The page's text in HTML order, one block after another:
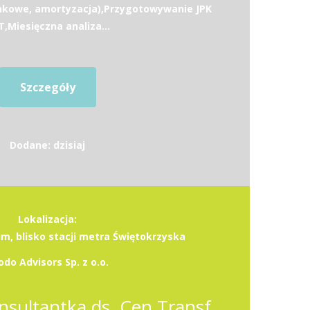
amortyzacja),Przygotowywanie JPK
analiza...
Szczegóły
Dodane: dzisiaj
Lokalizacja:
blisko stacji metra Świętokrzyska
Advisors Sp. z o.o.